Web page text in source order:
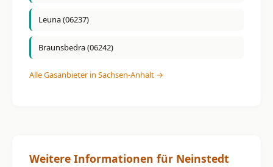
Leuna (06237)
Braunsbedra (06242)
Alle Gasanbieter in Sachsen-Anhalt →
Weitere Informationen für Neinstedt